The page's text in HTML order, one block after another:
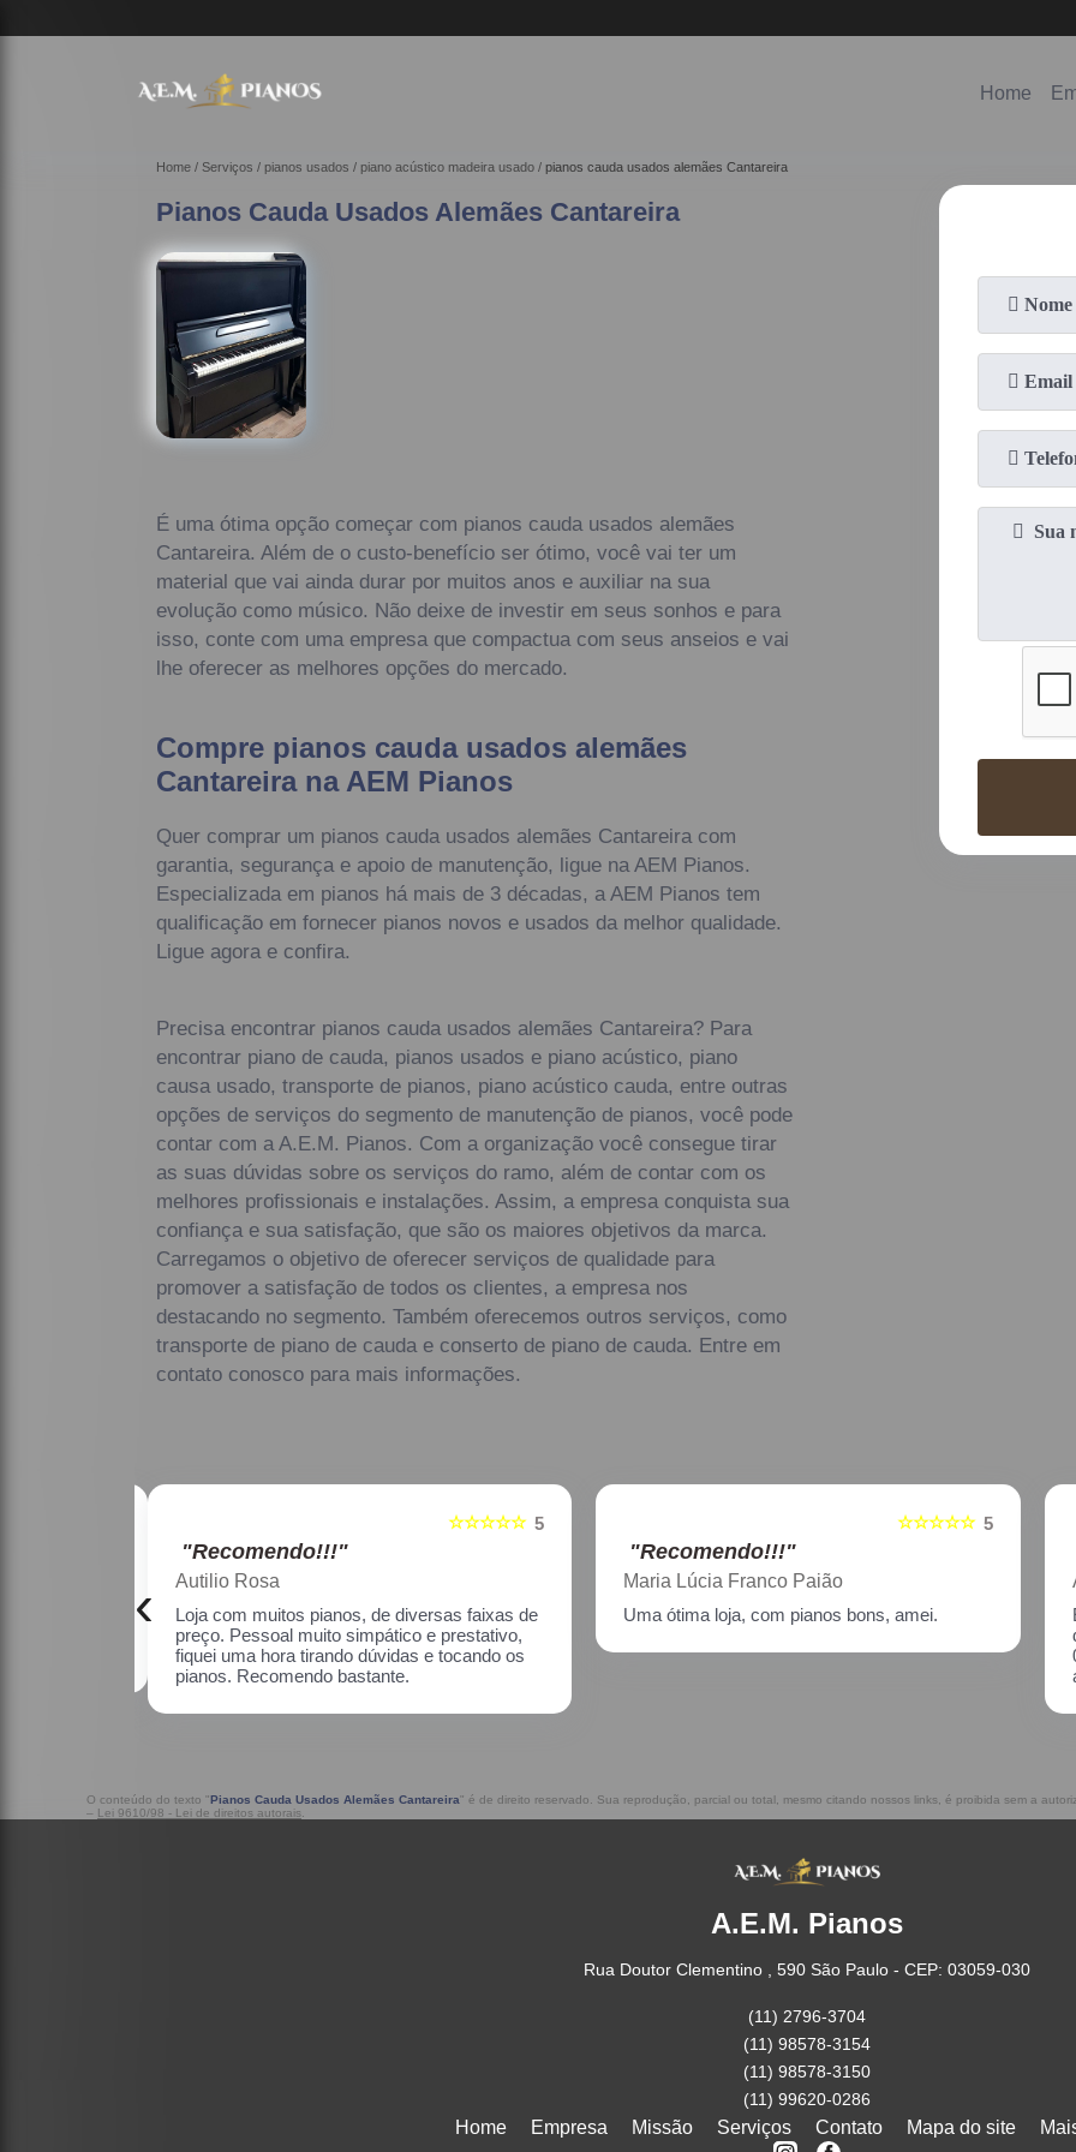
Home
Home Serviços pianos usados piano acústico madeira usado pianos cauda usados alemães Cantareira
Pianos Cauda Usados Alemães Cantareira
É uma ótima opção começar com pianos cauda usados alemães
Cantareira. Além de o custo-benefício ser ótimo, você vai ter um
material que vai ainda durar por muitos anos e auxiliar na sua
evolução como músico. Não deixe de investir em seus sonhos e para
isso, conte com uma empresa que compactua com seus anseios e vai
lhe oferecer as melhores opções do mercado.
Compre pianos cauda usados alemães
Cantareira na AEM Pianos
Quer comprar um pianos cauda usados alemães Cantareira com
garantia, segurança e apoio de manutenção, ligue na AEM Pianos.
Especializada em pianos há mais de 3 décadas, a AEM Pianos tem
qualificação em fornecer pianos novos e usados da melhor qualidade.
Ligue agora e confira.
Precisa encontrar pianos cauda usados alemães Cantareira? Para
encontrar piano de cauda, pianos usados e piano acústico, piano
causa usado, transporte de pianos, piano acústico cauda, entre outras
opções de serviços do segmento de manutenção de pianos, você pode
contar com a A.E.M. Pianos. Com a organização você consegue tirar
as suas dúvidas sobre os serviços do ramo, além de contar com os
melhores profissionais e instalações. Assim, a empresa conquista sua
confiança e sua satisfação, que são os maiores objetivos da marca.
Carregamos o objetivo de oferecer serviços de qualidade para
promover a satisfação de todos os clientes, a empresa nos
destacando no segmento. Também oferecemos outros serviços, como
transporte de piano de cauda e conserto de piano de cauda. Entre em
contato conosco para mais informações.
5
☆☆☆☆☆
"Recomendo!!!"
Maria Lúcia Franco Paião
Uma ótima loja, com pianos bons, amei.
5
☆☆☆☆☆
"Recomendo!!!"
Aline Nagata
Excelente atendimento!! Enviei um piano para
02/2021, incluindo o transporte. Muito
‹
O conteúdo do texto "Pianos Cauda Usados Alemães Cantareira" é de direito reservado. Sua reprodução, parcial ou total, mesmo citando nossos links, é proibida sem a
– Lei 9610/98 - Lei de direitos autorais
A.E.M. Pianos
Rua Doutor Clementino , 590 São Paulo - CEP: 03059-030
(11) 2796-3704
(11) 98578-3154
(11) 98578-3150
(11) 99620-0286
Home Empresa Missão Serviços Contato Mapa do site